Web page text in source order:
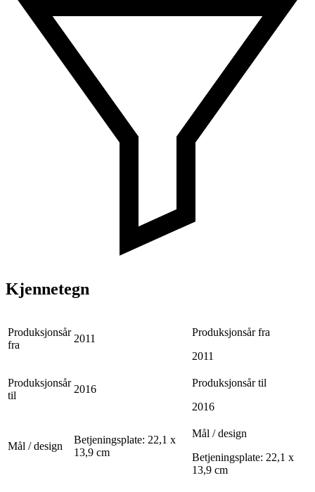
Kjennetegn
Produksjonsår
fra
2011
Produksjonsår fra
2011
Produksjonsår
til
2016
Produksjonsår til
2016
Mål / design
Betjeningsplate: 22,1 x
13,9 cm
Mål / design
Betjeningsplate: 22,1 x
13,9 cm